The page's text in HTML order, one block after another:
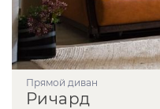
прямой диван
Ричард